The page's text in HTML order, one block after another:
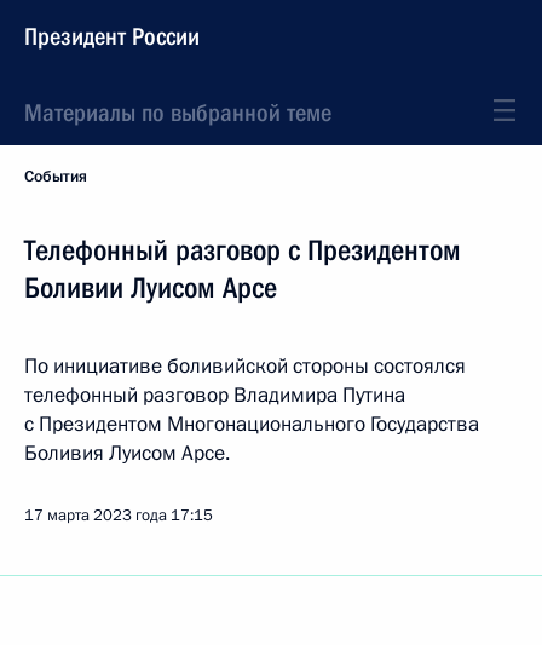
Президент России
Материалы по выбранной теме
События
Телефонный разговор с Президентом
Боливии Луисом Арсе
По инициативе боливийской стороны состоялся
телефонный разговор Владимира Путина
с Президентом Многонационального Государства
Боливия Луисом Арсе.
17 марта 2023 года 17:15